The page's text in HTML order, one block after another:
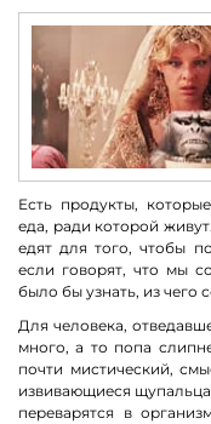
Есть продукты,
еда, ради которой
едят для того, чтобы
если говорят, что мы
было бы узнать, из чего
Для человека,
много, а то попа
почти мистический,
извивающиеся
переварятся в